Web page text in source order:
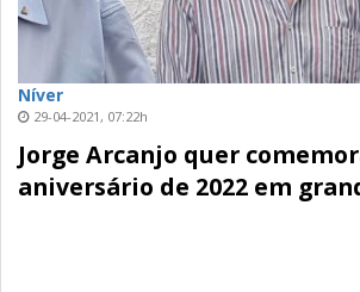
Níver
29-04-2021, 07:22h
Jorge Arcanjo quer
aniversário de 2022 em